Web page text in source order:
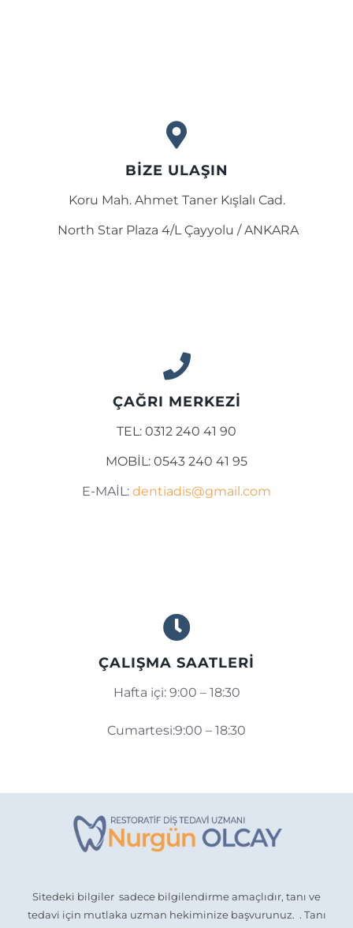
BİZE ULAŞIN
Koru Mah. Ahmet Taner Kışlalı Cad.
North Star Plaza 4/L Çayyolu / ANKARA
ÇAĞRI MERKEZİ
TEL: 0312 240 41 90
MOBİL: 0543 240 41 95
E-MAİL: dentiadis@gmail.com
ÇALIŞMA SAATLERİ
Hafta içi: 9:00 – 18:30
Cumartesi:9:00 – 18:30
Sitedeki bilgiler sadece bilgilendirme amaçlıdır, tanı ve
tedavi için mutlaka uzman hekiminize başvurunuz. . Tanı